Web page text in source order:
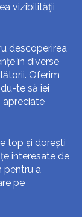
vizibilității
descoperirea
în diverse
Oferim
te să iei
apreciate
top și dorești
interesate de
pentru a
pe